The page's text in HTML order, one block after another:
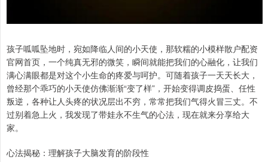
孩子呱呱坠地时，宛如降临人间的小天使，那软糯的小模样散户配资
官网首页，一个纯真无邪的微笑，瞬间就能把我们的心融化，让我们
满心满眼都是对这个小生命的疼爱与呵护。可随着孩子一天天长大，
曾经那个乖巧的小天使仿佛渐渐“变了样”，开始变得调皮捣蛋、任性
叛逆，各种让人头疼的状况层出不穷，常常把我们气得火冒三丈。不
过别着急上火，我发现了带娃永不生气的心法，现在就来分享给大
家。
心法揭秘：理解孩子大脑发育的阶段性